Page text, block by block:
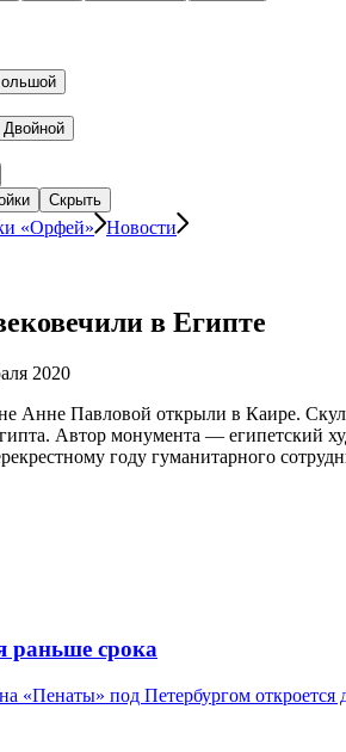
Двойной
Скрыть
«Орфей» Новости
в Египте
2020
Анне Павловой открыли в Каире.
Автор монумента — египетский
году гуманитарного
раньше срока
«Пенаты» под Петербургом откроется